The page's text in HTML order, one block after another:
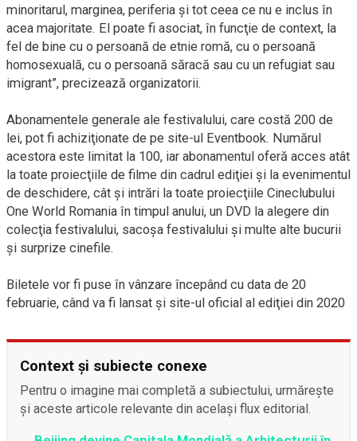
minoritarul, marginea, periferia şi tot ceea ce nu e inclus în
acea majoritate. El poate fi asociat, în funcţie de context, la
fel de bine cu o persoană de etnie romă, cu o persoană
homosexuală, cu o persoană săracă sau cu un refugiat sau
imigrant”, precizează organizatorii.
Abonamentele generale ale festivalului, care costă 200 de
lei, pot fi achiziţionate de pe site-ul Eventbook. Numărul
acestora este limitat la 100, iar abonamentul oferă acces atât
la toate proiecţiile de filme din cadrul ediţiei şi la evenimentul
de deschidere, cât şi intrări la toate proiecţiile Cineclubului
One World Romania în timpul anului, un DVD la alegere din
colecţia festivalului, sacoşa festivalului şi multe alte bucurii
şi surprize cinefile.
Biletele vor fi puse în vânzare începând cu data de 20
februarie, când va fi lansat şi site-ul oficial al ediţiei din 2020
Context și subiecte conexe
Pentru o imagine mai completă a subiectului, urmărește
și aceste articole relevante din același flux editorial.